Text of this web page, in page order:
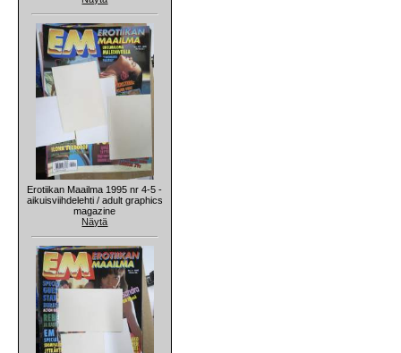
Erotiikan Maailma 1995 nr 4-5 -
aikuisviihdelehti / adult graphics
magazine
Näytä